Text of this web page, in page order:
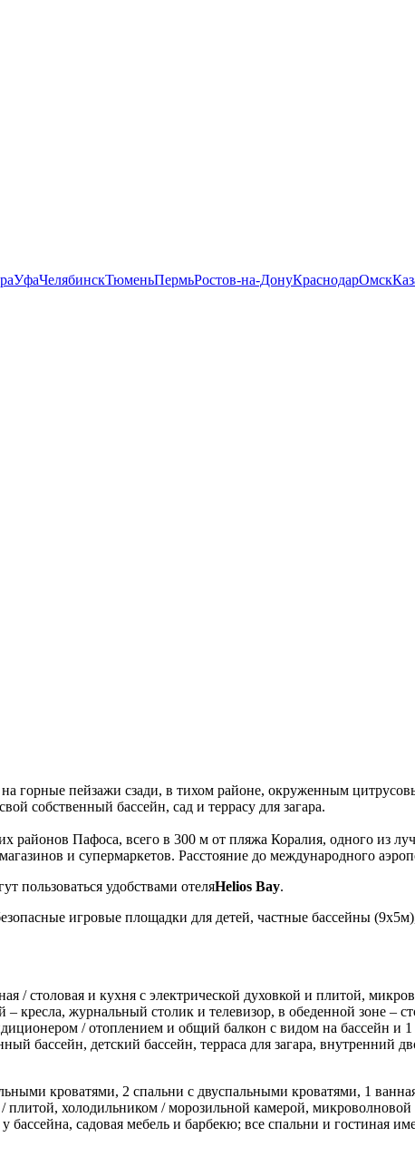
УфаЧелябинскТюменьПермьРостов-на-ДонуКраснодарОмск
горные пейзажи сзади, в тихом районе, окруженным
собственный бассейн, сад и террасу для загара.
Пафоса, всего в 300 м от пляжа Коралия, одного из
и супермаркетов. Расстояние до международного
пользоваться удобствами отеляHelios Bay.
игровые площадки для детей, частные бассейны
/ столовая и кухня с электрической духовкой и плитой,
журнальный столик и телевизор, в обеденной зоне –
/ отоплением и общий балкон с видом на бассейн и
бассейн, детский бассейн, терраса для загара, внутренний
кроватями, 2 спальни с двуспальными кроватями, 1
плитой, холодильником / морозильной камерой,
бассейна, садовая мебель и барбекю; все спальни и гостиная